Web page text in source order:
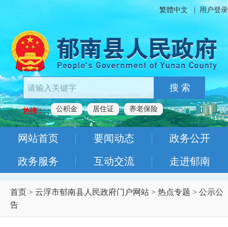
繁體中文 用户登录
搜 索
热搜： 公积金 居住证 养老保险
网站首页 要闻动态 政务公开
政务服务 互动交流 走进郁南
首页 > 云浮市郁南县人民政府门户网站 > 热点专题 > 公示公
告